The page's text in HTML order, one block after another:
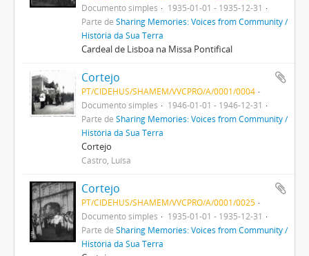
Documento simples
1935-01-01 - 1935-12-31
Parte de Sharing Memories: Voices from Community /
História da Sua Terra
Cardeal de Lisboa na Missa Pontifical
Cortejo
PT/CIDEHUS/SHAMEM/VVCPRO/A/0001/0004
Documento simples
1946-01-01 - 1946-12-31
Parte de Sharing Memories: Voices from Community /
História da Sua Terra
Cortejo
Castro, Luísa
Cortejo
PT/CIDEHUS/SHAMEM/VVCPRO/A/0001/0025
Documento simples
1935-01-01 - 1935-12-31
Parte de Sharing Memories: Voices from Community /
História da Sua Terra